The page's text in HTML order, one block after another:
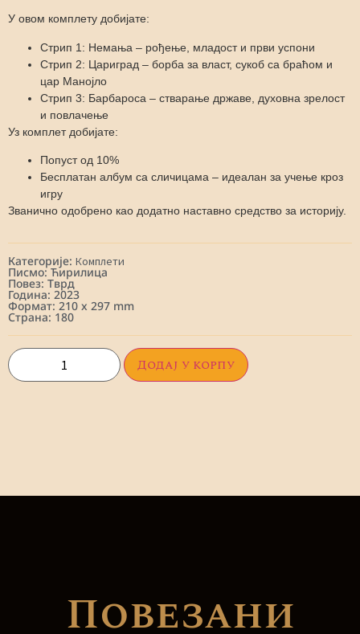
У овом комплету добијате:
Стрип 1: Немања – рођење, младост и први успони
Стрип 2: Цариград – борба за власт, сукоб са браћом и
цар Манојло
Стрип 3: Барбароса – стварање државе, духовна зрелост
и повлачење
Уз комплет добијате:
Попуст од 10%
Бесплатан албум са сличицама – идеалан за учење кроз
игру
Званично одобрено као додатно наставно средство за историју.
Категорије: Комплети
Писмо: Ћирилица
Повез: Тврд
Година: 2023
Формат: 210 x 297 mm
Страна: 180
Додај у корпу
Повезани